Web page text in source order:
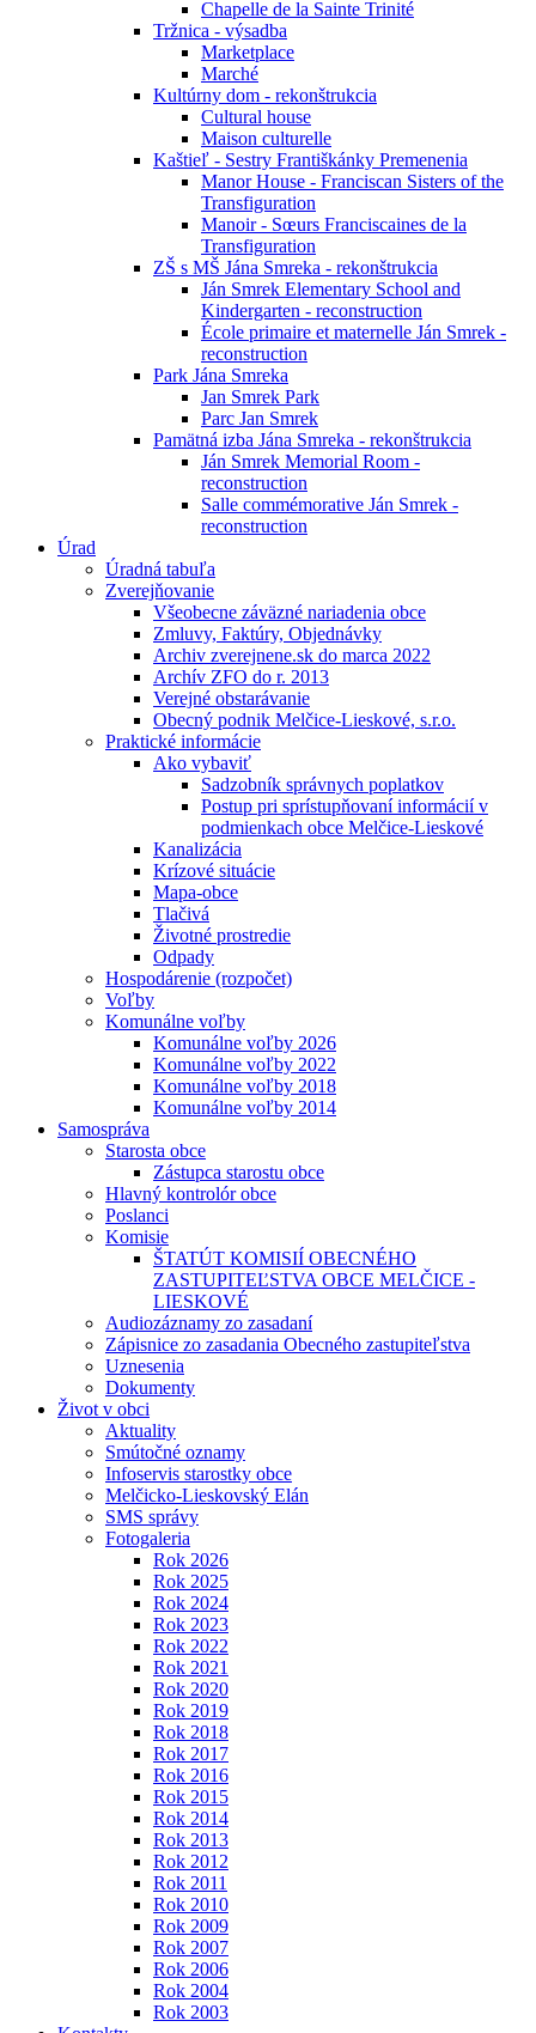
Chapelle de la Sainte Trinité
Tržnica - výsadba
Marketplace
Marché
Kultúrny dom - rekonštrukcia
Cultural house
Maison culturelle
Kaštieľ - Sestry Františkánky Premenenia
Manor House - Franciscan Sisters of the
Transfiguration
Manoir - Sœurs Franciscaines de la
Transfiguration
ZŠ s MŠ Jána Smreka - rekonštrukcia
Ján Smrek Elementary School and
Kindergarten - reconstruction
École primaire et maternelle Ján Smrek -
reconstruction
Park Jána Smreka
Jan Smrek Park
Parc Jan Smrek
Pamätná izba Jána Smreka - rekonštrukcia
Ján Smrek Memorial Room -
reconstruction
Salle commémorative Ján Smrek -
reconstruction
Úrad
Úradná tabuľa
Zverejňovanie
Všeobecne záväzné nariadenia obce
Zmluvy, Faktúry, Objednávky
Archiv zverejnene.sk do marca 2022
Archív ZFO do r. 2013
Verejné obstarávanie
Obecný podnik Melčice-Lieskové, s.r.o.
Praktické informácie
Ako vybaviť
Sadzobník správnych poplatkov
Postup pri sprístupňovaní informácií v
podmienkach obce Melčice-Lieskové
Kanalizácia
Krízové situácie
Mapa-obce
Tlačivá
Životné prostredie
Odpady
Hospodárenie (rozpočet)
Voľby
Komunálne voľby
Komunálne voľby 2026
Komunálne voľby 2022
Komunálne voľby 2018
Komunálne voľby 2014
Samospráva
Starosta obce
Zástupca starostu obce
Hlavný kontrolór obce
Poslanci
Komisie
ŠTATÚT KOMISIÍ OBECNÉHO
ZASTUPITEĽSTVA OBCE MELČICE -
LIESKOVÉ
Audiozáznamy zo zasadaní
Zápisnice zo zasadania Obecného zastupiteľstva
Uznesenia
Dokumenty
Život v obci
Aktuality
Smútočné oznamy
Infoservis starostky obce
Melčicko-Lieskovský Elán
SMS správy
Fotogaleria
Rok 2026
Rok 2025
Rok 2024
Rok 2023
Rok 2022
Rok 2021
Rok 2020
Rok 2019
Rok 2018
Rok 2017
Rok 2016
Rok 2015
Rok 2014
Rok 2013
Rok 2012
Rok 2011
Rok 2010
Rok 2009
Rok 2007
Rok 2006
Rok 2004
Rok 2003